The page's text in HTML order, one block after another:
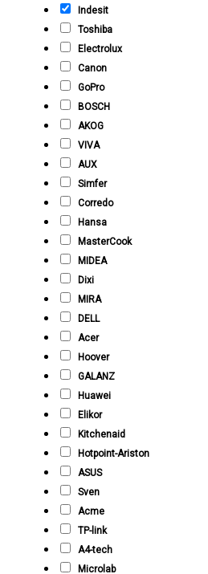
Indesit
Toshiba
Electrolux
Canon
GoPro
BOSCH
AKOG
VIVA
AUX
Simfer
Corredo
Hansa
MasterCook
MIDEA
Dixi
MIRA
DELL
Acer
Hoover
GALANZ
Huawei
Elikor
Kitchenaid
Hotpoint-Ariston
ASUS
Sven
Acme
TP-link
A4-tech
Microlab